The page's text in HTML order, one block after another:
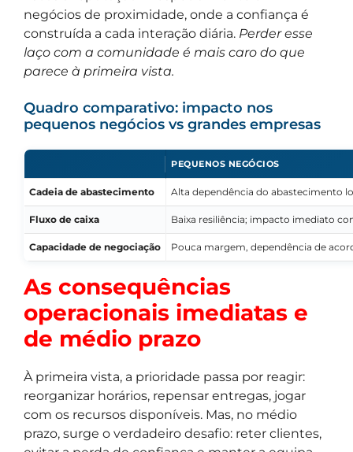
negócios de proximidade, onde a confiança é
construída a cada interação diária. Perder esse
laço com a comunidade é mais caro do que
parece à primeira vista.
Quadro comparativo: impacto nos
pequenos negócios vs grandes empresas
PEQUENOS NEGÓCIOS
Cadeia de abastecimento Alta dependência do abastecimento
Fluxo de caixa Baixa resiliência; impacto imediato
Capacidade de negociação Pouca margem, dependência de
As consequências
operacionais imediatas e
de médio prazo
À primeira vista, a prioridade passa por reagir:
reorganizar horários, repensar entregas, jogar
com os recursos disponíveis. Mas, no médio
prazo, surge o verdadeiro desafio: reter clientes,